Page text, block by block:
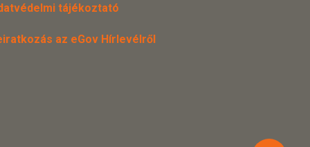
tájékoztató
az eGov Hírlevélről